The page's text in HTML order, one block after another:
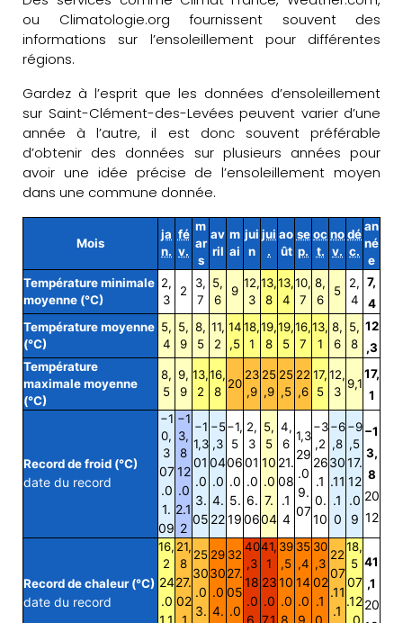
ou Climatologie.org fournissent souvent des
informations sur l’ensoleillement pour différentes
régions.
Gardez à l’esprit que les données d’ensoleillement
sur Saint-Clément-des-Levées peuvent varier d’une
année à l’autre, il est donc souvent préférable
d’obtenir des données sur plusieurs années pour
avoir une idée précise de l’ensoleillement moyen
dans une commune donnée.
Mois
ja
n.
fé
v.
m
ar
s
av
ril
m
ai
jui
n
jui
.
ao
ût
se
p.
oc
t.
no
v.
dé
c.
an
né
e
Température minimale
moyenne (°C)
2,
3
2
3,
7
5,
6
9
12,
3
13,
8
13,
4
10,
7
8,
6
5
2,
4
7,
4
Température moyenne
(°C)
5,
4
5,
9
8,
5
11,
2
14
,5
18,
1
19,
8
19,
5
16,
7
13,
1
8,
6
5,
8
12
,3
Température
maximale moyenne
(°C)
8,
5
9,
9
13,
2
16,
8
20
23
,9
25
,9
25
,5
22
,6
17,
5
12,
3
9,1
17,
1
Record de froid (°C)
date du record
−1
0,
3
07
.0
1.
09
−1
3,
8
12
.0
2.1
2
−1
1,3
01
.0
3.
05
−5
,3
04
.0
4.
22
−1,
5
06
.0
5.
19
2,
3
01
.0
6.
06
5,
5
10
.0
7.
04
4,
6
21.
08
.1
4
1,3
29
.0
9.
07
−3
,2
26
.1
0.
10
−6
,8
30
.11
.1
0
−9
,5
17.
12
.0
9
−1
3,
8
20
12
Record de chaleur (°C)
date du record
16,
2
24
.0
1.1
21,
8
27.
02
.1
25
30
.0
3.
29
30
.0
4.
32
27.
05
.0
40
,3
18
.0
6.
41,
1
23
.0
7.1
39
,5
10
.0
8.
35
,4
14
.0
9.
30
,3
02
.1
0.
22
07
.11
.1
18,
5
07
.12
.0
41
,1
20